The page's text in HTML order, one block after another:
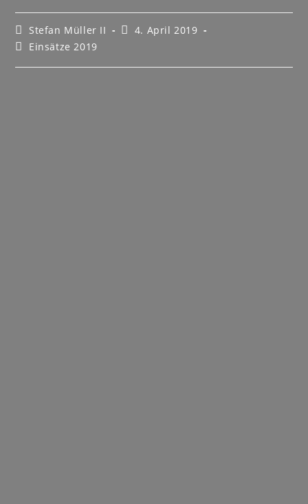
Stefan Müller II
4. April 2019
Einsätze 2019